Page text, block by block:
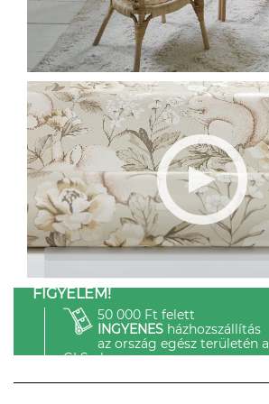
FIGYELEM!
50 000 Ft felett
INGYENESházhozszállítás
az ország egész területén a
GLS-el.